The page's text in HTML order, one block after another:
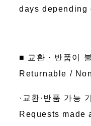
days depending
■ 교환 · 반품이
Returnable /
·교환·반품 가능
Requests made